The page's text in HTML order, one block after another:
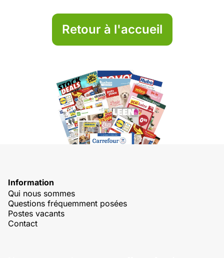
Retour à l'accueil
Information
Qui nous sommes
Questions fréquemment posées
Postes vacants
Contact